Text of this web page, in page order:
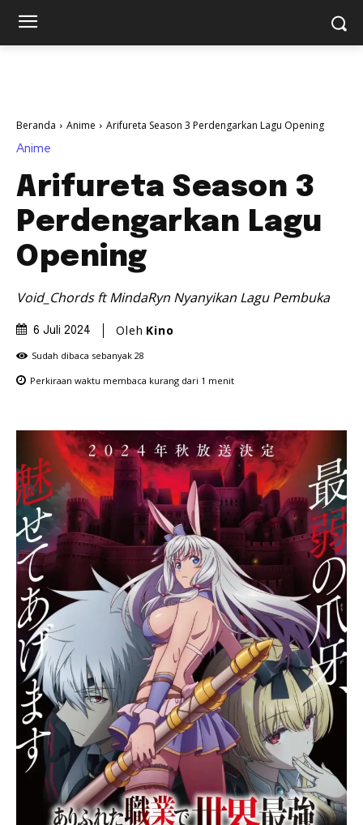
Beranda Anime Arifureta Season 3 Perdengarkan Lagu Opening
Anime
Arifureta Season 3
Perdengarkan Lagu
Opening
Void_Chords ft MindaRyn Nyanyikan Lagu Pembuka
6 Juli 2024 Oleh Kino
Sudah dibaca sebanyak 28
Perkiraan waktu membaca kurang dari 1 menit